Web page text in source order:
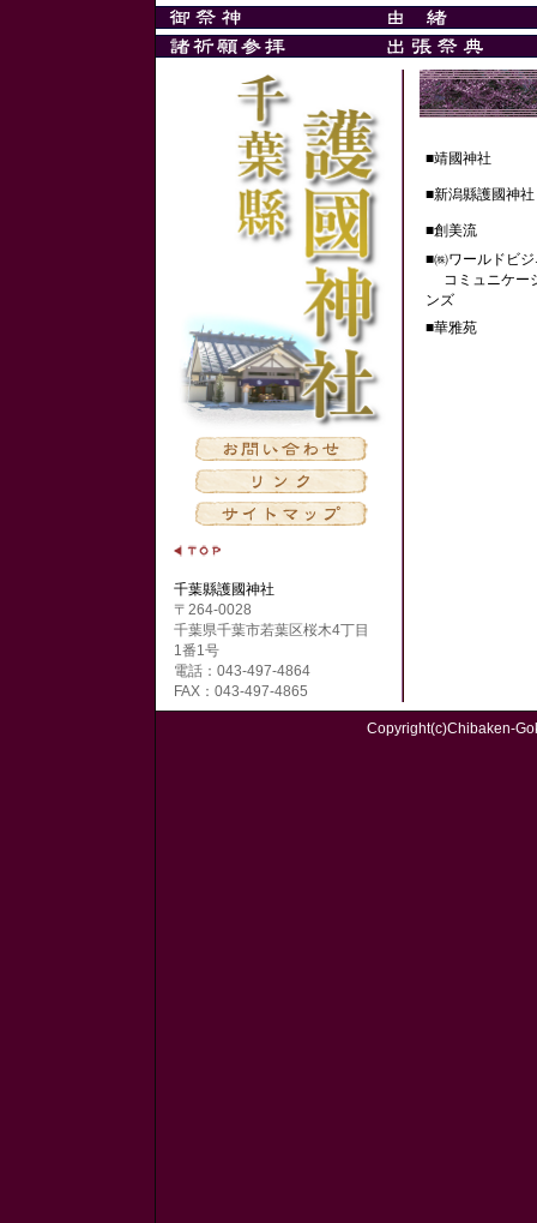
千葉縣護國神社
〒264-0028
千葉県千葉市若葉区桜木4丁目
1番1号
電話：043-497-4864
FAX：043-497-4865
■靖國神社
■新潟縣護國神社
■創美流
■㈱ワールドビ
コミュニケー
ンズ
■華雅苑
Copyright(c)Chibaken-